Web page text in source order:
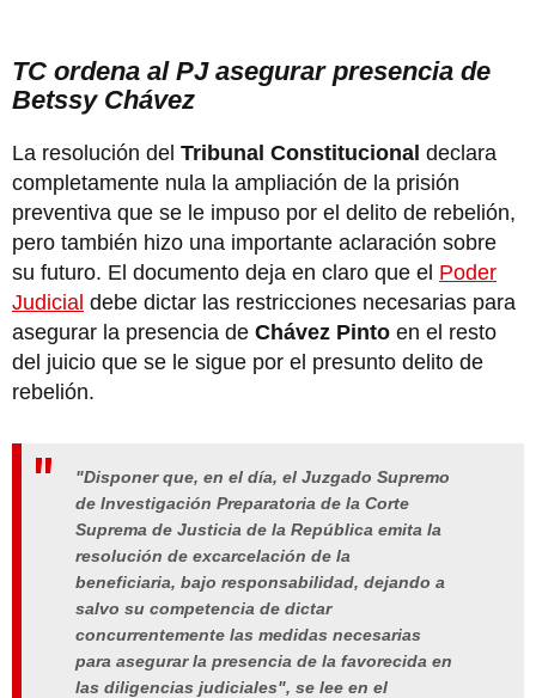
TC ordena al PJ asegurar presencia de
Betssy Chávez
La resolución del Tribunal Constitucional declara
completamente nula la ampliación de la prisión
preventiva que se le impuso por el delito de rebelión,
pero también hizo una importante aclaración sobre
su futuro. El documento deja en claro que el Poder
Judicial debe dictar las restricciones necesarias para
asegurar la presencia de Chávez Pinto en el resto
del juicio que se le sigue por el presunto delito de
rebelión.
"Disponer que, en el día, el Juzgado Supremo
de Investigación Preparatoria de la Corte
Suprema de Justicia de la República emita la
resolución de excarcelación de la
beneficiaria, bajo responsabilidad, dejando a
salvo su competencia de dictar
concurrentemente las medidas necesarias
para asegurar la presencia de la favorecida en
las diligencias judiciales", se lee en el